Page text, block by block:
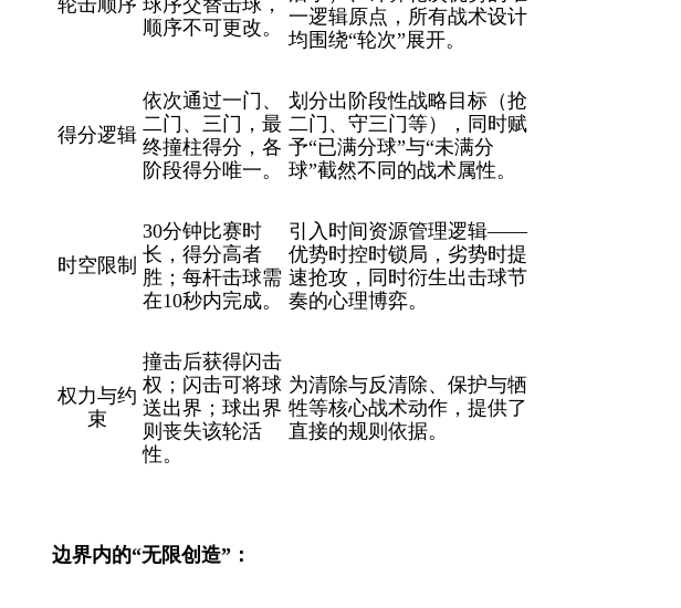
顺序不可更改。
一逻辑原点，所有战术设计
均围绕“轮次”展开。
得分逻辑
依次通过一门、
二门、三门，最
终撞柱得分，各
阶段得分唯一。
划分出阶段性战略目标（抢
二门、守三门等），同时赋
予“已满分球”与“未满分
球”截然不同的战术属性。
时空限制
30分钟比赛时
长，得分高者
胜；每杆击球需
在10秒内完成。
引入时间资源管理逻辑——
优势时控时锁局，劣势时提
速抢攻，同时衍生出击球节
奏的心理博弈。
权力与约
束
撞击后获得闪击
权；闪击可将球
送出界；球出界
则丧失该轮活
性。
为清除与反清除、保护与牺
牲等核心战术动作，提供了
直接的规则依据。
边界内的“无限创造”：